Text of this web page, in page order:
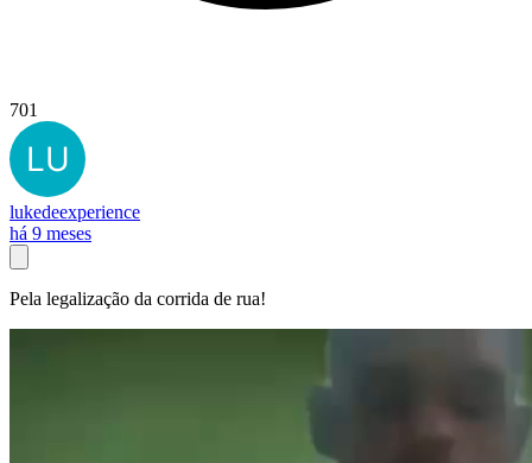
701
lukedeexperience
há 9 meses
Pela legalização da corrida de rua!